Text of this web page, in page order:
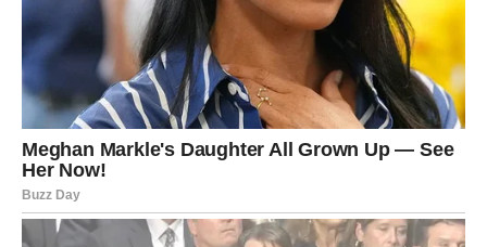
zapravo duboke. Osoba koja im se dopada mogla bi
pokazati da deli ista osećanja.
Ako ste u vezi, vaš odnos može ući u period veće
stabilnosti i poverenja.
Slobodni Strelčevi mogli bi upoznati nekoga ko će im
potpuno promeniti pogled na ljubav.